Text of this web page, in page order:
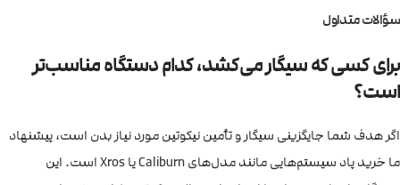
سؤالات متداول
برای کسی که سیگار می‌کشد، کدام دستگاه مناسب‌تر
است؟
اگر هدف شما جایگزینی سیگار و تأمین نیکوتین مورد نیاز بدن است، پیشنهاد
ما خرید پاد سیستم‌هایی مانند مدل‌های Caliburn یا Xros است. این